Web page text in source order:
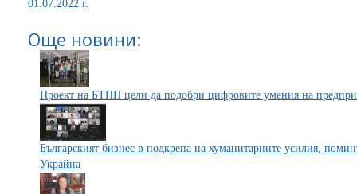
01.07.2022 г.
Още новини:
Проект на БТПП цели да подобри цифровите умения на
Българският бизнес в подкрепа на хуманитарните усилия,
Украйна